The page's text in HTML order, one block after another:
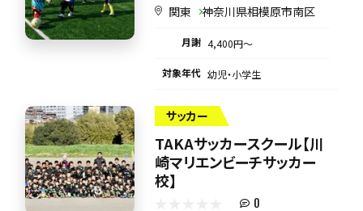
関東 神奈川県相模原市南区
月謝 4,400円〜
対象年代 幼児・小学生
サッカー
TAKAサッカースクール【川
崎マリエンビーチサッカー
校】
0